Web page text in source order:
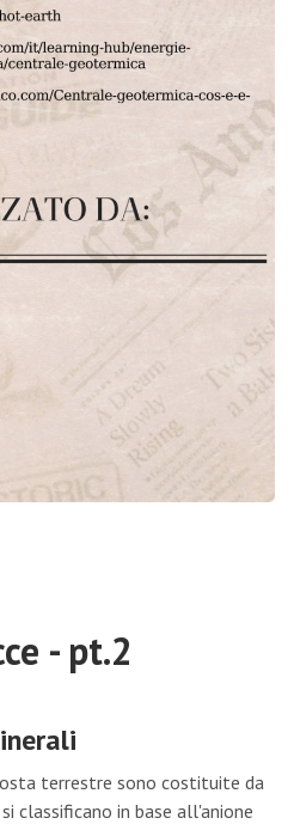
- pt.2
terrestre sono costituite da
classificano in base all'anione